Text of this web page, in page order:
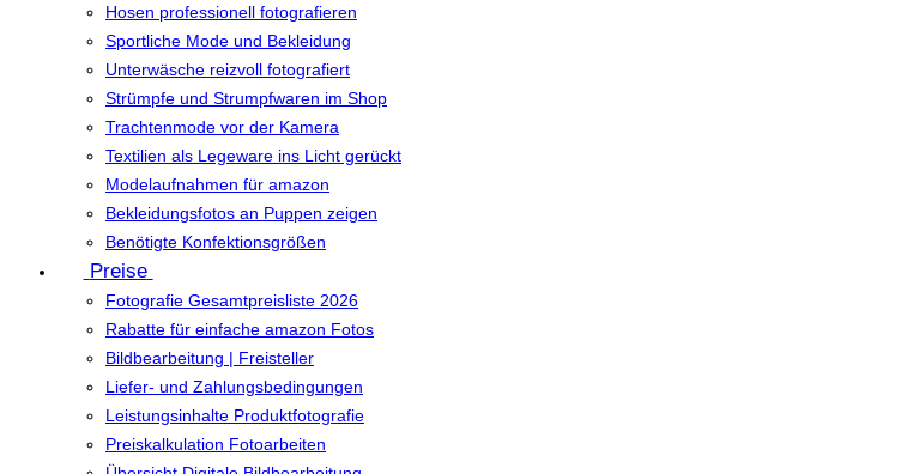
Hosen professionell fotografieren
Sportliche Mode und Bekleidung
Unterwäsche reizvoll fotografiert
Strümpfe und Strumpfwaren im Shop
Trachtenmode vor der Kamera
Textilien als Legeware ins Licht gerückt
Modelaufnahmen für amazon
Bekleidungsfotos an Puppen zeigen
Benötigte Konfektionsgrößen
Preise
Fotografie Gesamtpreisliste 2026
Rabatte für einfache amazon Fotos
Bildbearbeitung | Freisteller
Liefer- und Zahlungsbedingungen
Leistungsinhalte Produktfotografie
Preiskalkulation Fotoarbeiten